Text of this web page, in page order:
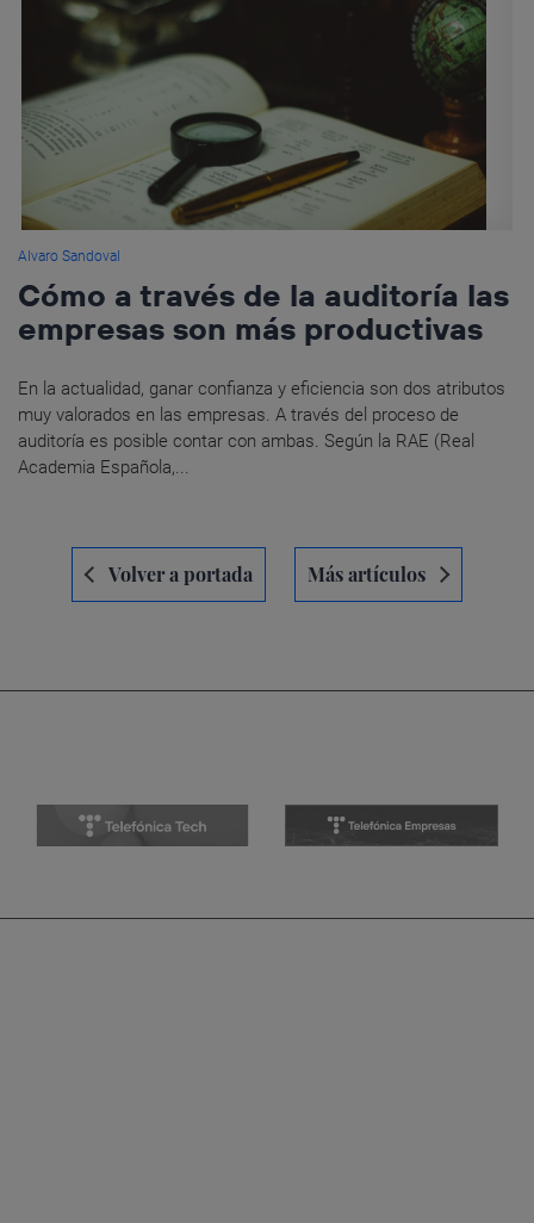
Alvaro Sandoval
Cómo a través de la auditoría las
empresas son más productivas
En la actualidad, ganar confianza y eficiencia son dos atributos
muy valorados en las empresas. A través del proceso de
auditoría es posible contar con ambas. Según la RAE (Real
Academia Española,...
Navegación
entradas
Volver a portada Más artículos